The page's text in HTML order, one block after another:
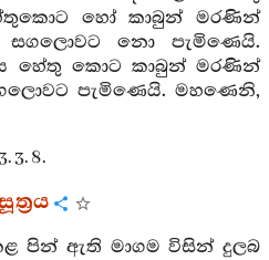
හෝ කාබුන් මරණින්
නො පැමිණෙයි.
හේතු කොට කාබුන් මරණින්
පැමිණෙයි. මහණෙනි,
3. 8.
පින් ඇති මාගම විසින් දුලබ